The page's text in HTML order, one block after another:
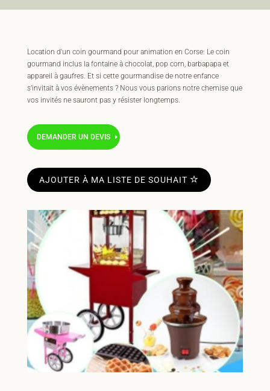
Location d'un coin gourmand pour animation en Corse: Le coin
gourmand inclus la fontaine à chocolat, pop corn, barbapapa et
appareil à gaufres. Et si cette gourmandise de notre enfance
s’invitait à vos évènements ? Nous vous parions notre chemise que
vos invités ne sauront pas y résister longtemps.
DEMANDER UN DEVIS
AJOUTER À MA LISTE DE SOUHAIT